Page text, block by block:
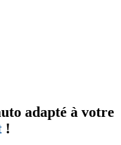
adapté à votre
!